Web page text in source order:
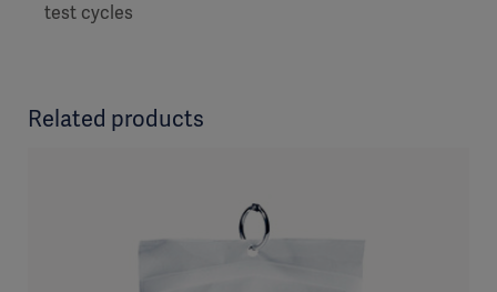
test cycles
Related products